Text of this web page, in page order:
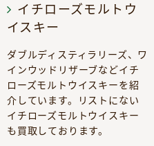
イチローズモルトウ
イスキー
ダブルディスティラリーズ、ワ
インウッドリザーブなどイチ
ローズモルトウイスキーを紹
介しています。リストにない
イチローズモルトウイスキー
も買取しております。